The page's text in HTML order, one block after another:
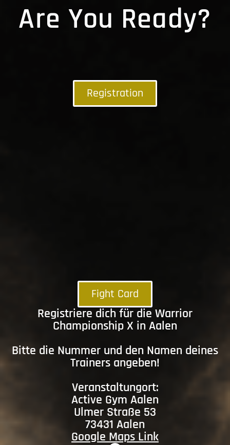
Are You Ready?
Registration
Fight Card
Registriere dich für die Warrior
Championship X in Aalen
Bitte die Nummer und den Namen deines
Trainers angeben!
Veranstaltungort:
Active Gym Aalen
Ulmer Straße 53
73431 Aalen
Google Maps Link